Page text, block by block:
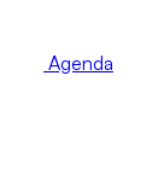
Agenda